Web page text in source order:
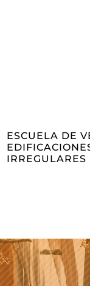
ESCUELA DE
IRREGULARES